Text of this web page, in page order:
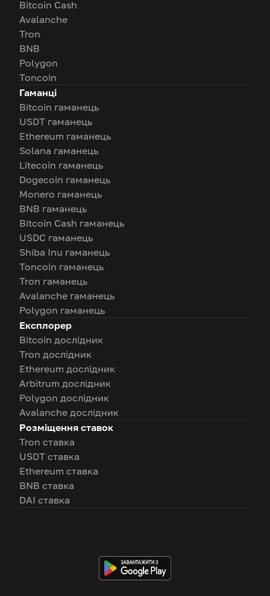
Bitcoin Cash
Avalanche
Tron
BNB
Polygon
Toncoin
Гаманці
Bitcoin гаманець
USDT гаманець
Ethereum гаманець
Solana гаманець
Litecoin гаманець
Dogecoin гаманець
Monero гаманець
BNB гаманець
Bitcoin Cash гаманець
USDC гаманець
Shiba Inu гаманець
Toncoin гаманець
Tron гаманець
Avalanche гаманець
Polygon гаманець
Експлорер
Bitcoin дослідник
Tron дослідник
Ethereum дослідник
Arbitrum дослідник
Polygon дослідник
Avalanche дослідник
Розміщення ставок
Tron ставка
USDT ставка
Ethereum ставка
BNB ставка
DAI ставка